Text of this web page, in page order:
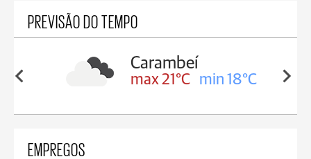
PREVISÃO DO TEMPO
19°C
Carambeí
max 21°C min 18°C
EMPREGOS